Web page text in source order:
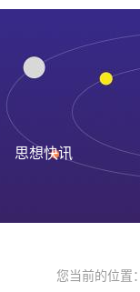
思想快讯
您当前的位置：